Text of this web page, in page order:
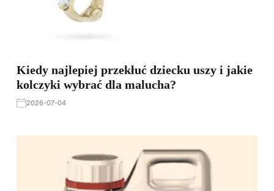
Kiedy najlepiej przekłuć dziecku uszy i jakie
kolczyki wybrać dla malucha?
2026-07-04